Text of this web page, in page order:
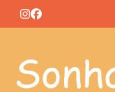
Home